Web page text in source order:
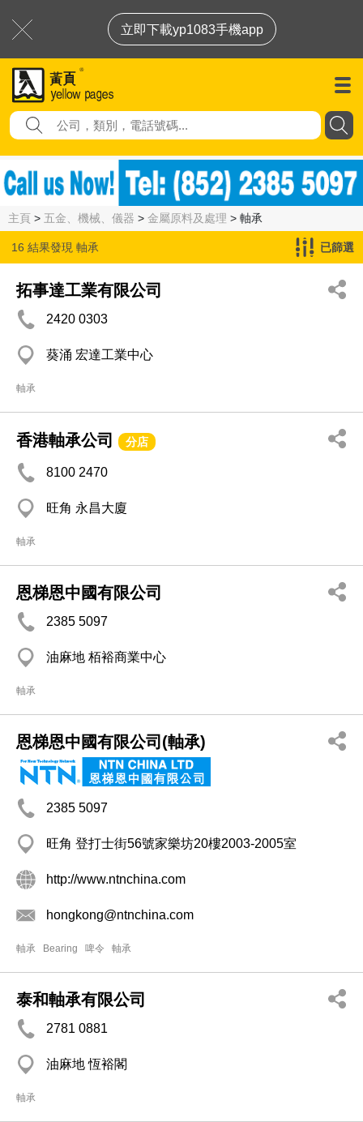
立即下載yp1083手機app
主頁 > 五金、機械、儀器 > 金屬原料及處理 > 軸承
16 結果發現 軸承 已篩選
拓事達工業有限公司
2420 0303
葵涌 宏達工業中心
軸承
香港軸承公司 分店
8100 2470
旺角 永昌大廈
軸承
恩梯恩中國有限公司
2385 5097
油麻地 栢裕商業中心
軸承
恩梯恩中國有限公司(軸承)
2385 5097
旺角 登打士街56號家樂坊20樓2003-2005室
http://www.ntnchina.com
hongkong@ntnchina.com
軸承 Bearing 啤令 軸承
泰和軸承有限公司
2781 0881
油麻地 恆裕閣
軸承